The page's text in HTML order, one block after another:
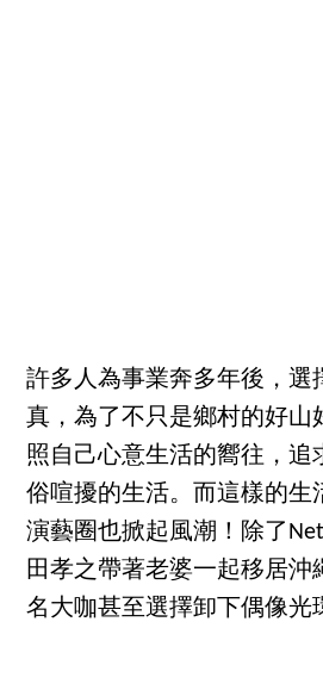
許多人為事業奔多年後，選
真，為了不只是鄉村的好山
照自己心意生活的嚮往，追
俗喧擾的生活。而這樣的生
演藝圈也掀起風潮！除了
田孝之帶著老婆一起移居沖
名大咖甚至選擇卸下偶像光